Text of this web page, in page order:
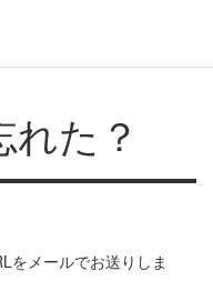
た？
をメールでお送りしま